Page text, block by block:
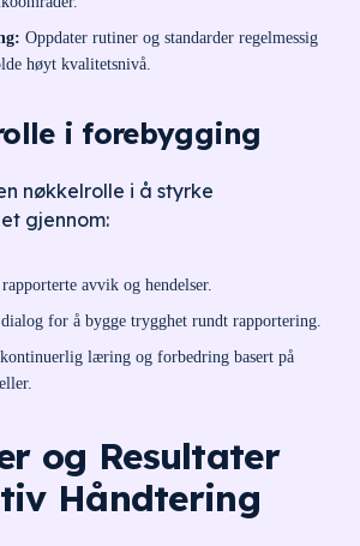
Oppdater rutiner og standarder regelmessig
høyt kvalitetsnivå.
i forebygging
nøkkelrolle i å styrke
gjennom:
avvik og hendelser.
dialog for å bygge trygghet rundt rapportering.
læring og forbedring basert på
og Resultater
Håndtering